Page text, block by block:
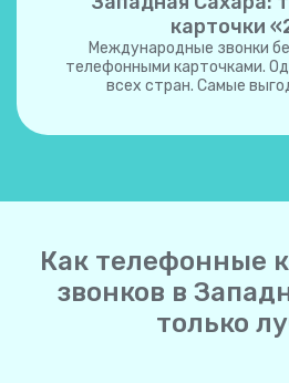
карточки
Международные звонки
телефонными карточками.
всех стран. Самые
Как телефонные
звонков в
только